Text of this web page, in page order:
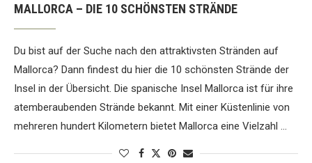
MALLORCA – DIE 10 SCHÖNSTEN STRÄNDE
Du bist auf der Suche nach den attraktivsten Stränden auf
Mallorca? Dann findest du hier die 10 schönsten Strände der
Insel in der Übersicht. Die spanische Insel Mallorca ist für ihre
atemberaubenden Strände bekannt. Mit einer Küstenlinie von
mehreren hundert Kilometern bietet Mallorca eine Vielzahl …